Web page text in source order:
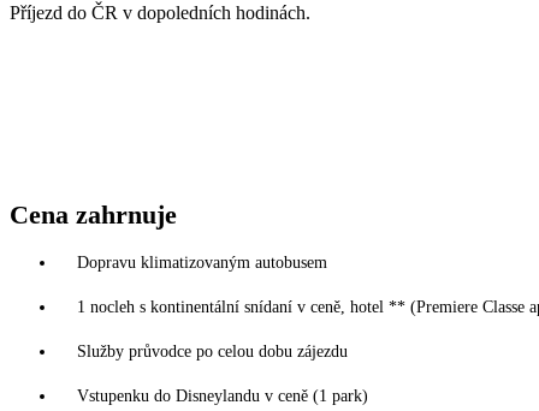
Příjezd do ČR v dopoledních hodinách.
Cena zahrnuje
Dopravu klimatizovaným autobusem
1 nocleh s kontinentální snídaní v ceně, hotel ** (Premiere Classe
Služby průvodce po celou dobu zájezdu
Vstupenku do Disneylandu v ceně (1 park)